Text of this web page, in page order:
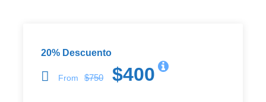
20% Descuento
From $750 $400
Inicialmente un pueblo de
pescadores, ahora convertido en un